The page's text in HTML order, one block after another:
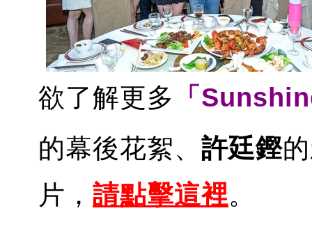
欲了解更多 「
的幕後花絮、 許廷鏗
片， 請點擊這裡。